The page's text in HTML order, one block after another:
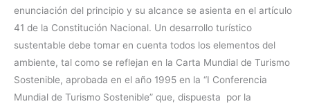
enunciación del principio y su alcance se asienta en el artículo
41 de la Constitución Nacional. Un desarrollo turístico
sustentable debe tomar en cuenta todos los elementos del
ambiente, tal como se reflejan en la Carta Mundial de Turismo
Sostenible, aprobada en el año 1995 en la “I Conferencia
Mundial de Turismo Sostenible” que, dispuesta por la